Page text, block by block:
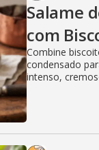
Salame
com
Combine
condensado
intenso,